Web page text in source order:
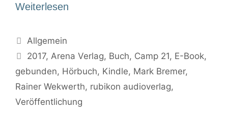
Weiterlesen
Allgemein
2017, Arena Verlag, Buch, Camp 21, E-Book,
gebunden, Hörbuch, Kindle, Mark Bremer,
Rainer Wekwerth, rubikon audioverlag,
Veröffentlichung